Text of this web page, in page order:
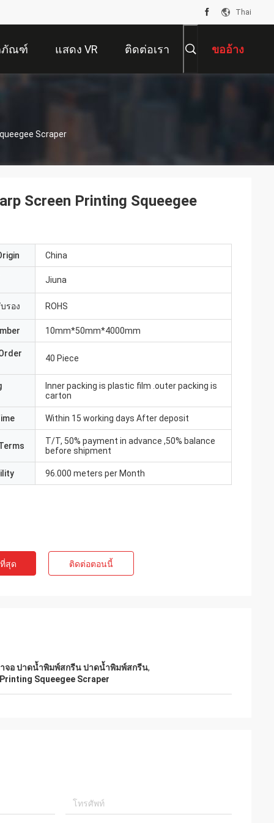
Thai
ภัณฑ์ แสดง VR ติดต่อเรา ขออ้าง
Scraper
Screen Printing Squeegee
China
Jiuna
รอง ROHS
10mm*50mm*4000mm
40 Piece
Inner packing is plastic film .outer packing is
carton
Within 15 working days After deposit
T/T, 50% payment in advance ,50% balance
before shipment
96.000 meters per Month
สุด ติดต่อตอนนี้
อ ปาดน้ำพิมพ์สกรีน ปาดน้ำพิมพ์สกรีน,
Squeegee Scraper